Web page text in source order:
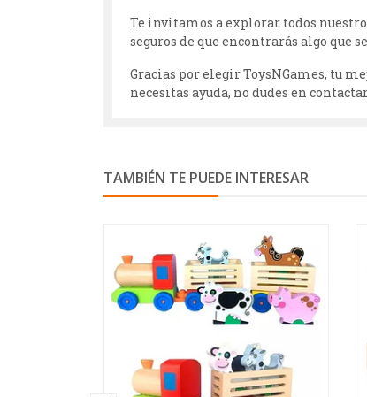
Te invitamos a explorar todos
seguros de que encontrarás algo que
Gracias por elegir ToysNGames, tu
necesitas ayuda, no dudes en
TAMBIÉN TE PUEDE INTERESAR